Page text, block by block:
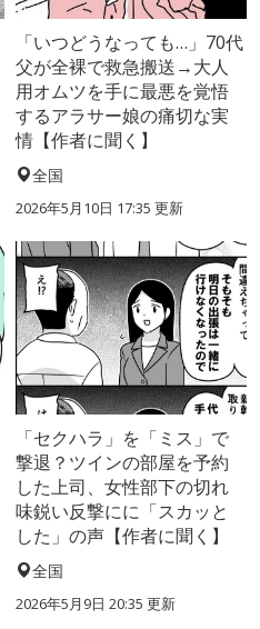
「いつどうなっても…」70代
父が全裸で救急搬送→大人
用オムツを手に最悪を覚悟
するアラサー娘の痛切な実
情【作者に聞く】
全国
2026年5月10日 17:35 更新
「セクハラ」を「ミス」で
撃退？ツインの部屋を予約
した上司、女性部下の切れ
味鋭い反撃にに「スカッと
した」の声【作者に聞く】
全国
2026年5月9日 20:35 更新